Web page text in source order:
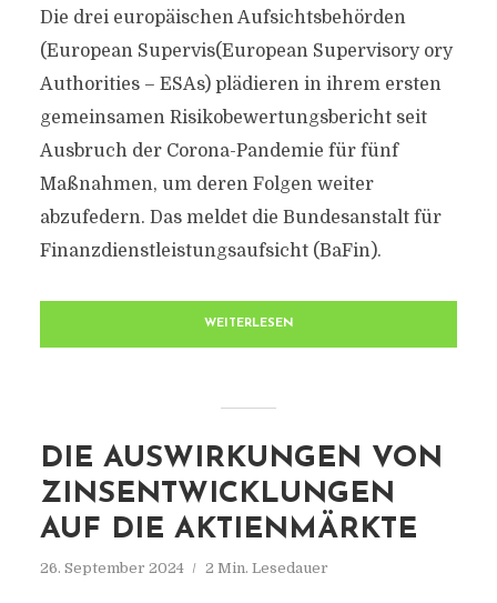
Die drei europäischen Aufsichtsbehörden
(European Supervis(European Supervisory ory
Authorities – ESAs) plädieren in ihrem ersten
gemeinsamen Risikobewertungsbericht seit
Ausbruch der Corona-Pandemie für fünf
Maßnahmen, um deren Folgen weiter
abzufedern. Das meldet die Bundesanstalt für
Finanzdienstleistungsaufsicht (BaFin).
WEITERLESEN
DIE AUSWIRKUNGEN VON
ZINSENTWICKLUNGEN
AUF DIE AKTIENMÄRKTE
26. September 2024 2 Min. Lesedauer